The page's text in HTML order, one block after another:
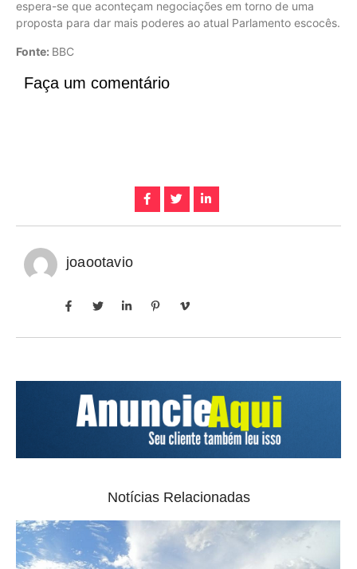
espera-se que aconteçam negociações em torno de uma
proposta para dar mais poderes ao atual Parlamento escocês.
Fonte: BBC
Faça um comentário
joaootavio
Notícias Relacionadas